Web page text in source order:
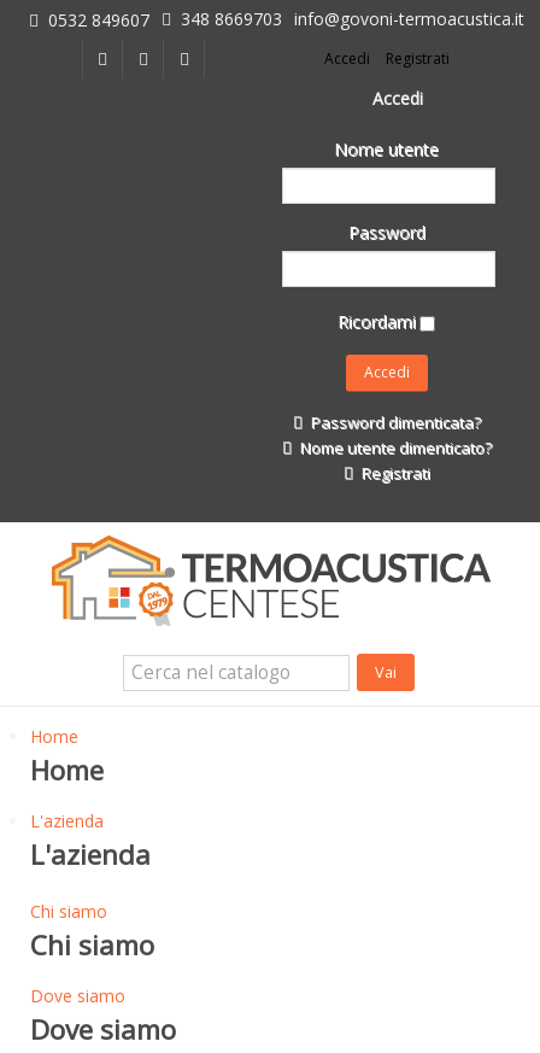
0532 849607 348 8669703 info@govoni-termoacustica.it
Accedi Registrati
Accedi
Nome utente
Password
Ricordami
Password dimenticata?
Nome utente dimenticato?
Registrati
L'azienda
Chi siamo
Fasi della Ricostruzione Post Terremoto
Impermeabilizzanti per l'edilizia
Isolanti Termici, cartongesso e sistemi a secco
Impermeabilizzanti per l'edilizia
Isolanti Termici, cartongesso e sistemi a secco
Isolanti Acustici
Porte e Finestre
Home
Home
L'azienda
L'azienda
Chi siamo
Chi siamo
Dove siamo
Dove siamo